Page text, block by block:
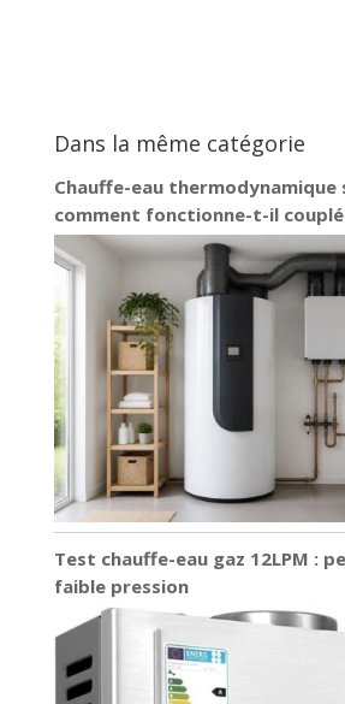
Dans la même catégorie
Chauffe-eau
comment fonctionne-t-il couplé
Test chauffe-eau gaz 12LPM :
faible pression